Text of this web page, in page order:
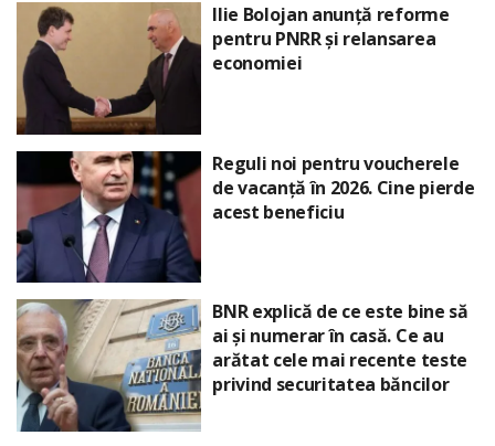
Ilie Bolojan anunță reforme
pentru PNRR și relansarea
economiei
Reguli noi pentru voucherele
de vacanță în 2026. Cine pierde
acest beneficiu
BNR explică de ce este bine să
ai și numerar în casă. Ce au
arătat cele mai recente teste
privind securitatea băncilor